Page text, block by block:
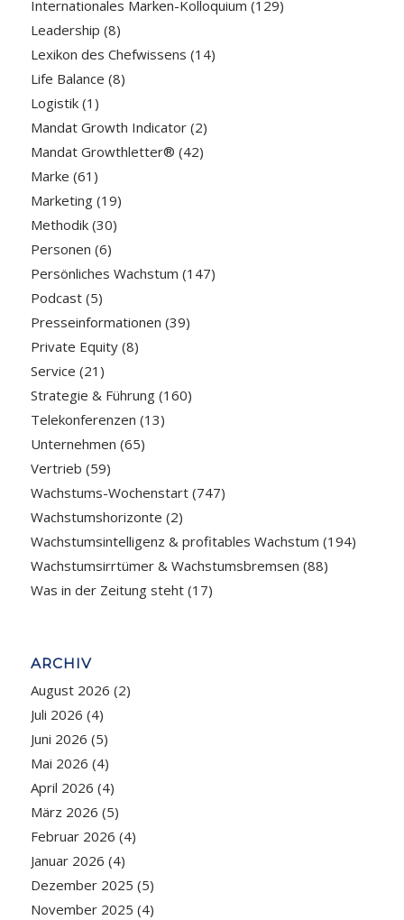
Internationales Marken-Kolloquium (129)
Leadership (8)
Lexikon des Chefwissens (14)
Life Balance (8)
Logistik(1)
Mandat Growth Indicator(2)
Mandat Growthletter® (42)
Marke (61)
Marketing(19)
Methodik(30)
Personen (6)
Persönliches Wachstum (147)
Podcast(5)
Presseinformationen (39)
Private Equity(8)
Service (21)
Strategie & Führung(160)
Telekonferenzen (13)
Unternehmen (65)
Vertrieb (59)
Wachstums-Wochenstart(747)
Wachstumshorizonte (2)
Wachstumsintelligenz & profitables Wachstum (194)
Wachstumsirrtümer & Wachstumsbremsen (88)
Was in der Zeitung steht(17)
ARCHIV
August 2026 (2)
Juli 2026 (4)
Juni 2026 (5)
Mai 2026 (4)
April 2026 (4)
März 2026 (5)
Februar 2026 (4)
Januar 2026 (4)
Dezember 2025 (5)
November 2025 (4)